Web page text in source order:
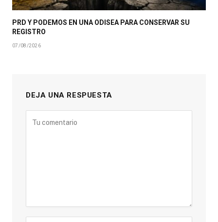
PRD Y PODEMOS EN UNA ODISEA PARA CONSERVAR SU
REGISTRO
07/08/2026
DEJA UNA RESPUESTA